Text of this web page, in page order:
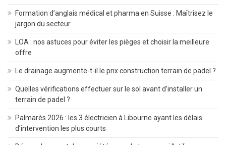
Formation d’anglais médical et pharma en Suisse : Maîtrisez le
jargon du secteur
LOA : nos astuces pour éviter les pièges et choisir la meilleure
offre
Le drainage augmente-t-il le prix construction terrain de padel ?
Quelles vérifications effectuer sur le sol avant d’installer un
terrain de padel ?
Palmarès 2026 : les 3 électricien à Libourne ayant les délais
d’intervention les plus courts